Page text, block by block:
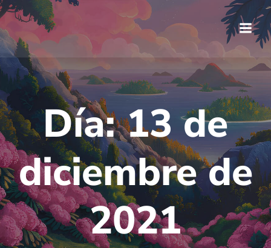
Saltar
al
contenido
Día:13 de
diciembre de
2021